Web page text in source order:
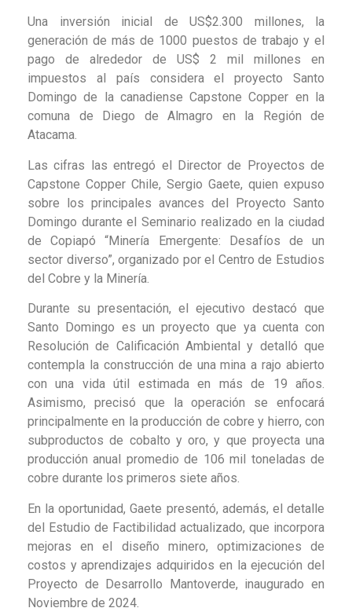
Una inversión inicial de US$2.300 millones, la
generación de más de 1000 puestos de trabajo y el
pago de alrededor de US$ 2 mil millones en
impuestos al país considera el proyecto Santo
Domingo de la canadiense Capstone Copper en la
comuna de Diego de Almagro en la Región de
Atacama.
Las cifras las entregó el Director de Proyectos de
Capstone Copper Chile, Sergio Gaete, quien expuso
sobre los principales avances del Proyecto Santo
Domingo durante el Seminario realizado en la ciudad
de Copiapó “Minería Emergente: Desafíos de un
sector diverso”, organizado por el Centro de Estudios
del Cobre y la Minería.
Durante su presentación, el ejecutivo destacó que
Santo Domingo es un proyecto que ya cuenta con
Resolución de Calificación Ambiental y detalló que
contempla la construcción de una mina a rajo abierto
con una vida útil estimada en más de 19 años.
Asimismo, precisó que la operación se enfocará
principalmente en la producción de cobre y hierro, con
subproductos de cobalto y oro, y que proyecta una
producción anual promedio de 106 mil toneladas de
cobre durante los primeros siete años.
En la oportunidad, Gaete presentó, además, el detalle
del Estudio de Factibilidad actualizado, que incorpora
mejoras en el diseño minero, optimizaciones de
costos y aprendizajes adquiridos en la ejecución del
Proyecto de Desarrollo Mantoverde, inaugurado en
Noviembre de 2024.